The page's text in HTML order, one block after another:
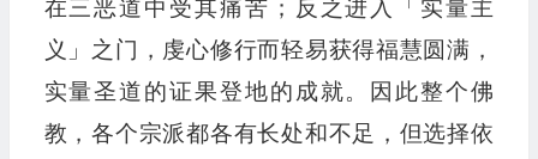
在三恶道中受其痛苦；反之进入「实量主
义」之门，虔心修行而轻易获得福慧圆满，
实量圣道的证果登地的成就。因此整个佛
教，各个宗派都各有长处和不足，但选择依